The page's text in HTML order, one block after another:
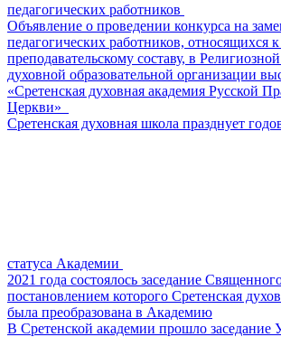
педагогических работников
Объявление о проведении конкурса на
педагогических работников, относящихся
преподавательскому составу, в
духовной образовательной организации
«Сретенская духовная академия Русской
Церкви»
Сретенская духовная школа празднует
статуса Академии
2021 года состоялось заседание
постановлением которого Сретенская
была преобразована в Академию
В Сретенской академии прошло заседание